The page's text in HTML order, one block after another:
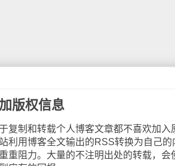
版权信息
制和转载个人博客文章都不喜欢加入
利用博客全文输出的RSS转换为自己的
重阻力。大量的不注明出处的转载，